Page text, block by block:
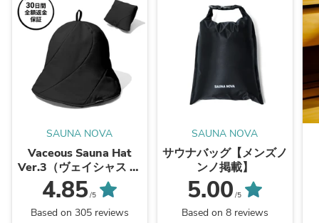
SAUNA NOVA
Vaceous Sauna Hat
Ver.3（ヴェイシャス サ
ウナハット） ブラック
4.85/5
Based on 305 reviews
SAUNA NOVA
サウナバッグ【メンズノ
ンノ掲載】
5.00 /5
Based on 8 reviews